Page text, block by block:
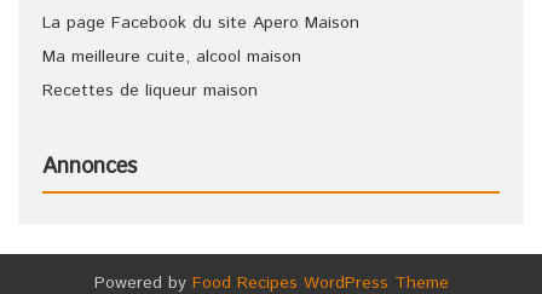
La page Facebook du site Apero Maison
Ma meilleure cuite, alcool maison
Recettes de liqueur maison
Annonces
Powered by Food Recipes WordPress Theme